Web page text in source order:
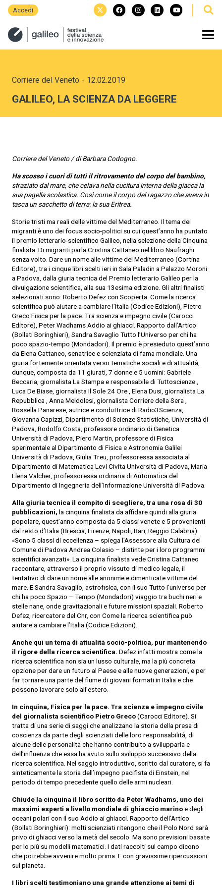
Accedi
Corriere del Veneto - 12.02.2019
GALILEO, LA SCIENZA DA LEGGERE
Corriere del Veneto / di Barbara Codogno.
Ha scosso i cuori di tutti il ritrovamento del corpo del bambino,
straziato dal mare, che celava nella cucitura interna della giacca la
sua pagella scolastica. Così come il corpo del ragazzo che aveva in
tasca un sacchetto di terra: la sua Eritrea.
Storie tristi ma reali delle vittime del Mediterraneo. Il tema dei
migranti è uno dei focus socio-politici su cui quest’anno ha puntato
il premio letterario-scientifico Galileo, nella selezione della Cinquina
finalista. Di migranti parla Cristina Cattaneo nel libro Naufraghi
senza volto. Dare un nome alle vittime del Mediterraneo (Cortina
Editore), tra i cinque libri scelti ieri in Sala Paladin a Palazzo Moroni
a Padova, dalla giuria tecnica del Premio letterario Galileo per la
divulgazione scientifica, alla sua 13esima edizione. Gli altri finalisti
selezionati sono: Roberto Defez con Scoperta. Come la ricerca
scientifica può aiutare a cambiare l’Italia (Codice Edizioni), Pietro
Greco Fisica per la pace. Tra scienza e impegno civile (Carocci
Editore), Peter Wadhams Addio ai ghiacci. Rapporto dall’Artico
(Bollati Boringhieri), Sandra Savaglio Tutto l’Universo per chi ha
poco spazio-tempo (Mondadori). Il premio è presieduto quest’anno
da Elena Cattaneo, senatrice e scienziata di fama mondiale. Una
giuria fortemente orientata verso tematiche sociali e di attualità,
dunque, composta da 11 giurati, 7 donne e 5 uomini: Gabriele
Beccaria, giornalista La Stampa e responsabile di Tuttoscienze ,
Luca De Biase, giornalista Il Sole 24 Ore , Elena Dusi, giornalista La
Repubblica , Anna Meldolesi, giornalista Corriere della Sera ,
Rossella Panarese, autrice e conduttrice di Radio3Scienza,
Giovanna Capizzi, Dipartimento di Scienze Statistiche, Università di
Padova, Rodolfo Costa, professore ordinario di Genetica
Università di Padova, Piero Martin, professore di Fisica
sperimentale al Dipartimento di Fisica e Astronomia Galilei
Università di Padova, Giulia Treu, professoressa associata al
Dipartimento di Matematica Levi Civita Università di Padova, Maria
Elena Valcher, professoressa ordinaria di Automatica del
Dipartimento di Ingegneria dell’Informazione Università di Padova.
Alla giuria tecnica il compito di scegliere, tra una rosa di 30
pubblicazioni, la cinquina finalista da affidare quindi alla giuria
popolare, quest’anno composta da 5 classi venete e 5 provenienti
dal resto d’Italia (Brescia, Firenze, Napoli, Bari, Reggio Calabria).
«Sono 5 classi di eccellenza – spiega l’Assessore alla Cultura del
Comune di Padova Andrea Colasio – distinte per i loro programmi
scientifici avanzati». La cinquina finalista vede Cristina Cattaneo
raccontare, attraverso il proprio vissuto di medico legale, il
tentativo di dare un nome alle anonime e dimenticate vittime del
mare. E Sandra Savaglio, astrofisica, con il suo Tutto l’universo per
chi ha poco Spazio – Tempo (Mondadori) viaggio tra buchi neri e
stelle nane, onde gravitazionali e future missioni spaziali. Roberto
Defez, ricercatore del Cnr, con Come la ricerca scientifica può
aiutare a cambiare l’Italia (Codice Edizioni).
Anche qui un tema di attualità socio-politica, pur mantenendo
il rigore della ricerca scientifica. Defez infatti mostra come la
ricerca scientifica non sia un lusso culturale, ma la più concreta
opzione per dare un futuro al Paese e alle nuove generazioni, e per
far tornare una parte del fiume di giovani formati in Italia e che
possono lavorare solo all’estero.
In cinquina, Fisica per la pace. Tra scienza e impegno civile
del giornalista scientifico Pietro Greco(Carocci Editore). Si
tratta di una serie di saggi che analizzano la storia della presa di
coscienza da parte degli scienziati delle loro responsabilità, di
alcune delle personalità che hanno contribuito a svilupparla e
dell’influenza che essa ha avuto sullo sviluppo successivo della
ricerca scientifica. Nel saggio introduttivo, scritto dal curatore, si fa
sinteticamente la storia dell’impegno pacifista di Einstein, nel
periodo di tempo precedente quello delle armi nucleari.
Chiude la cinquina il libro scritto da Peter Wadhams, uno dei
massimi esperti a livello mondiale di ghiaccio marinoe degli
oceani polari con il suo Addio ai ghiacci. Rapporto dell’Artico
(Bollati Boringhieri): molti scienziati ritengono che il Polo Nord sarà
privo di ghiacci verso la metà del secolo. Ma sono previsioni basate
per lo più su modelli matematici. I dati raccolti sul campo dicono
che potrebbe avvenire molto prima. E con gravissime ripercussioni
sul pianeta.
I libri scelti testimoniano una grande attenzione ai temi di